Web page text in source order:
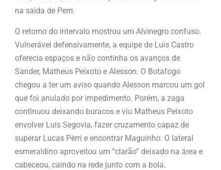
na saída de Perri.
O retorno do intervalo mostrou um Alvinegro confuso.
Vulnerável defensivamente, a equipe de Luís Castro
oferecia espaços e não continha os avanços de
Sander, Matheus Peixoto e Alesson. O Botafogo
chegou a ter um aviso quando Alesson marcou um gol
que foi anulado por impedimento. Porém, a zaga
continuou deixando buracos e viu Matheus Peixoto
envolver Luis Segovia, fazer cruzamento capaz de
superar Lucas Perri e encontrar Maguinho. O lateral
esmeraldino aproveitou um “clarão” deixado na área e
cabeceou, caindo na rede junto com a bola.